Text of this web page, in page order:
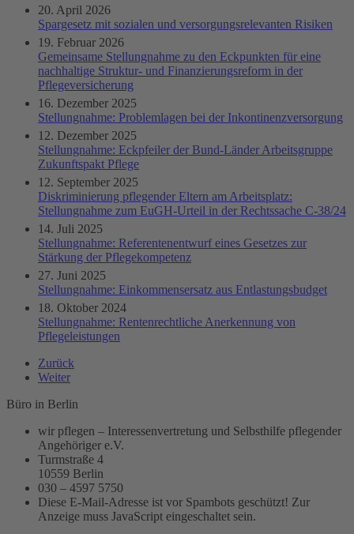
20. April 2026
Spargesetz mit sozialen und versorgungsrelevanten Risiken
19. Februar 2026
Gemeinsame Stellungnahme zu den Eckpunkten für eine
nachhaltige Struktur- und Finanzierungsreform in der
Pflegeversicherung
16. Dezember 2025
Stellungnahme: Problemlagen bei der Inkontinenzversorgung
12. Dezember 2025
Stellungnahme: Eckpfeiler der Bund-Länder Arbeitsgruppe
Zukunftspakt Pflege
12. September 2025
Diskriminierung pflegender Eltern am Arbeitsplatz:
Stellungnahme zum EuGH-Urteil in der Rechtssache C-38/24
14. Juli 2025
Stellungnahme: Referentenentwurf eines Gesetzes zur
Stärkung der Pflegekompetenz
27. Juni 2025
Stellungnahme: Einkommensersatz aus Entlastungsbudget
18. Oktober 2024
Stellungnahme: Rentenrechtliche Anerkennung von
Pflegeleistungen
Zurück
Weiter
Büro in Berlin
wir pflegen – Interessenvertretung und Selbsthilfe pflegender
Angehöriger e.V.
Turmstraße 4
10559 Berlin
030 – 4597 5750
Diese E-Mail-Adresse ist vor Spambots geschützt! Zur
Anzeige muss JavaScript eingeschaltet sein.